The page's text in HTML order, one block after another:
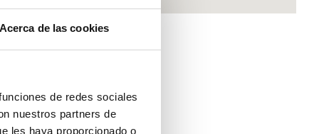
Acerca de las cookies
de redes sociales
nuestros partners de
les haya proporcionado o
CON